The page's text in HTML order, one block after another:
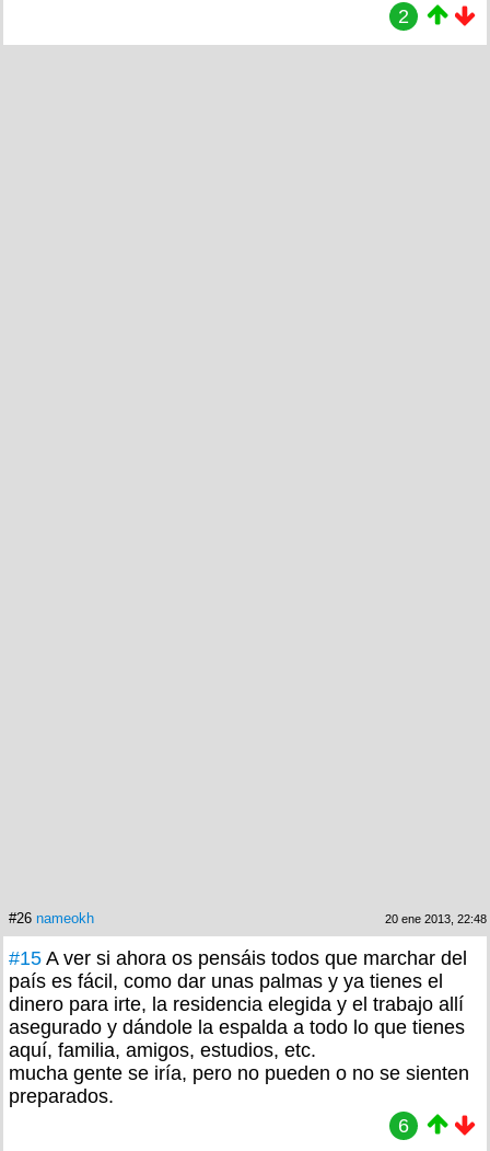
2
#26 nameokh 20 ene 2013, 22:48
#15 A ver si ahora os pensáis todos que marchar del
país es fácil, como dar unas palmas y ya tienes el
dinero para irte, la residencia elegida y el trabajo allí
asegurado y dándole la espalda a todo lo que tienes
aquí, familia, amigos, estudios, etc.
mucha gente se iría, pero no pueden o no se sienten
preparados.
6